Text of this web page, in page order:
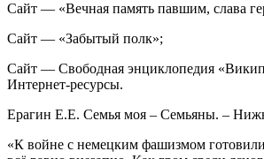
Сайт — «Вечная память павшим, слава
Сайт — «Забытый полк»;
Сайт — Свободная энциклопедия
Интернет-ресурсы.
Ерагин Е.Е. Семья моя – Семьяны. –
«К войне с немецким фашизмом